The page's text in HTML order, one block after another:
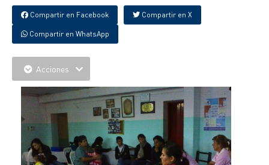
Compartir en Facebook Compartir en X
Compartir en WhatsApp
Acciones